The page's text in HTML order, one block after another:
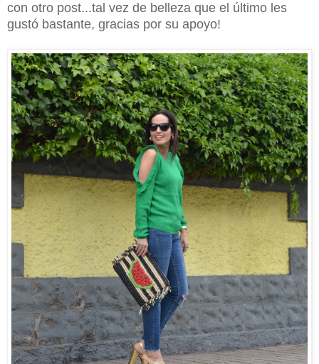
con otro post...tal vez de belleza que el último les
gustó bastante, gracias por su apoyo!